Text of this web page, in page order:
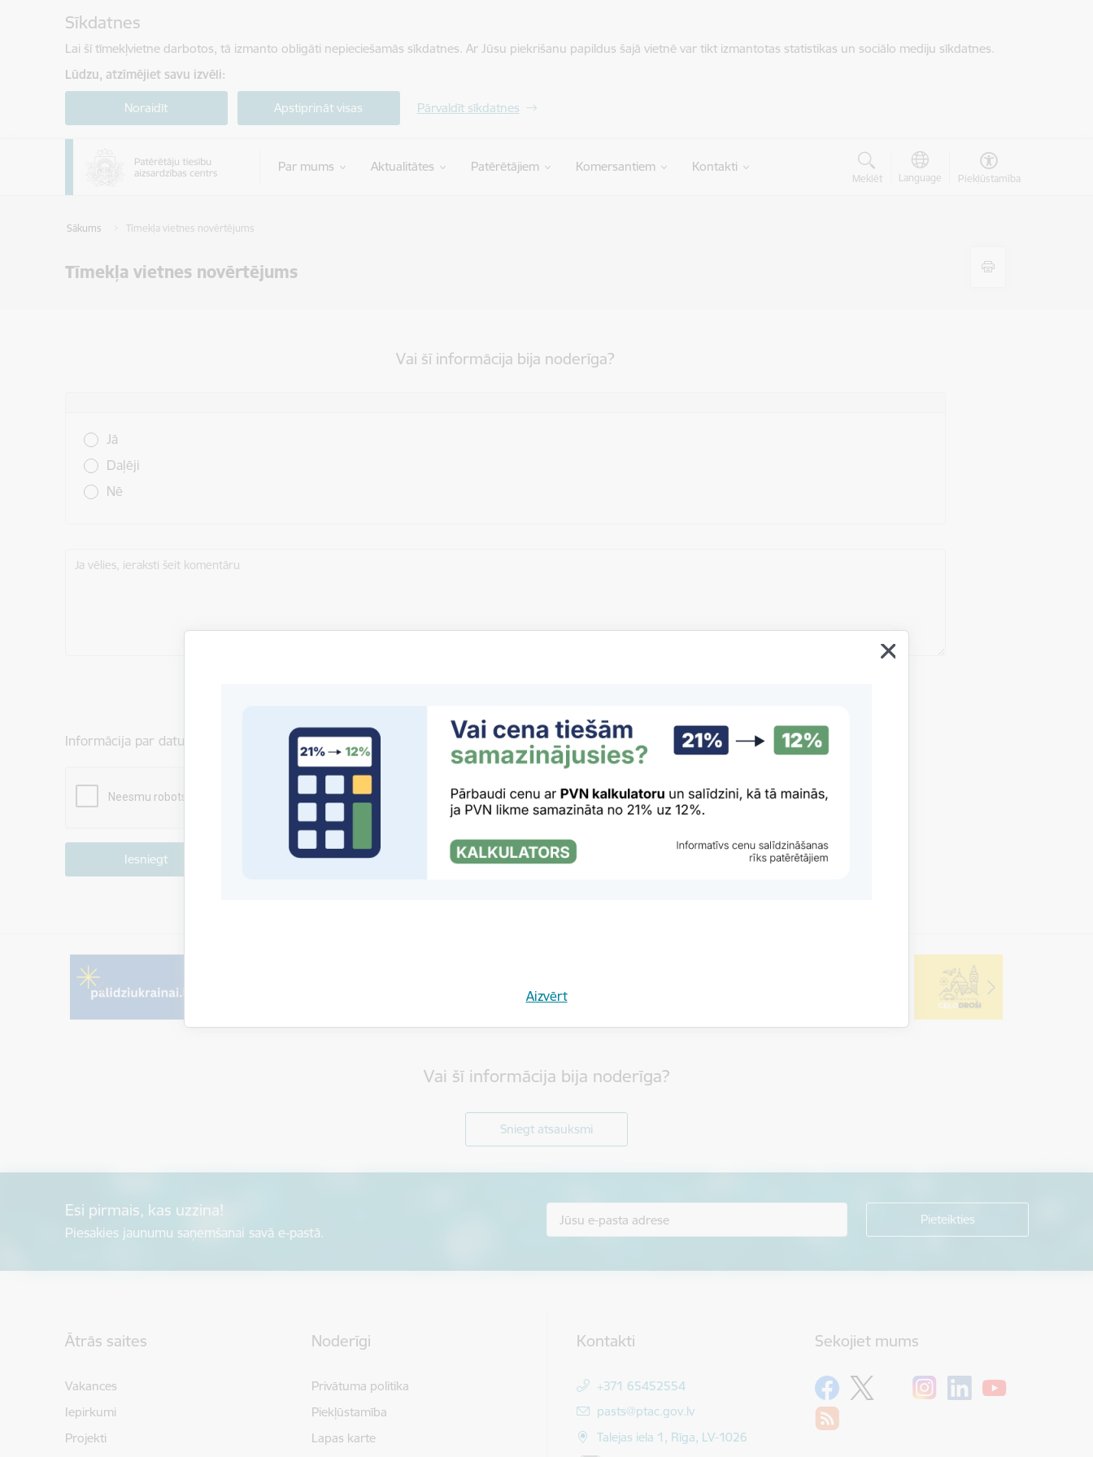
Sīkdatnes
Lai šī tīmekļvietne darbotos, tā izmanto obligāti nepieciešamās sīkdatnes. Ar Jūsu piekrišanu papildus šajā vietnē var tikt izmantotas statistikas un sociālo mediju sīkdatnes.
Lūdzu, atzīmējiet savu izvēli:
Noraidīt Apstiprināt visas Pārvaldīt sīkdatnes
Par mums Aktualitātes Patērētājiem Komersantiem Kontakti
Meklēt Language Piekļūstamība
Sākums Tīmekļa vietnes novērtējums
Tīmekļa vietnes novērtējums
Aizvērt
Vai šī informācija bija noderīga?
Jā
Daļēji
Nē
Ja vēlies, ieraksti šeit komentāru
Informācija par datu apstrādi ir atrodama sadaļā:Privātuma politika
Vai šī informācija bija noderīga?
Sniegt atsauksmi
Esi pirmais, kas uzzina!
Piesakies jaunumu saņemšanai savā e-pastā.
Ātrās saites
Vakances
Iepirkumi
Projekti
Noderīgi
Privātuma politika
Piekļūstamība
Lapas karte
Kontakti
+371 65452554
E-pasts:
pasts@ptac.gov.lv
Talejas iela 1, Rīga, LV-1026
Sekojiet mums